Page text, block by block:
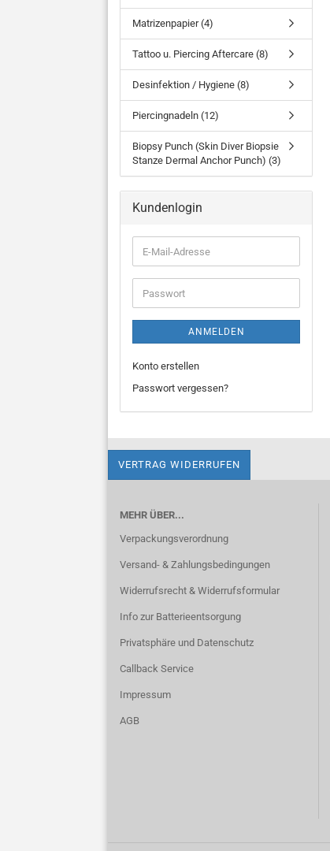
Matrizenpapier (4)
Tattoo u. Piercing Aftercare (8)
Desinfektion / Hygiene (8)
Piercingnadeln (12)
Biopsy Punch (Skin Diver Biopsie
Stanze Dermal Anchor Punch) (3)
Kundenlogin
E-
Mail-
Adresse
Passwort
ANMELDEN
Konto erstellen
Passwort vergessen?
VERTRAG WIDERRUFEN
MEHR ÜBER...
Verpackungsverordnung
Versand- & Zahlungsbedingungen
Widerrufsrecht & Widerrufsformular
Info zur Batterieentsorgung
Privatsphäre und Datenschutz
Callback Service
Impressum
AGB